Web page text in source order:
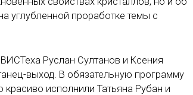
углубленной проработке темы с
Руслан Султанов и Ксения
выход. В обязательную программу
исполнили Татьяна Рубан и